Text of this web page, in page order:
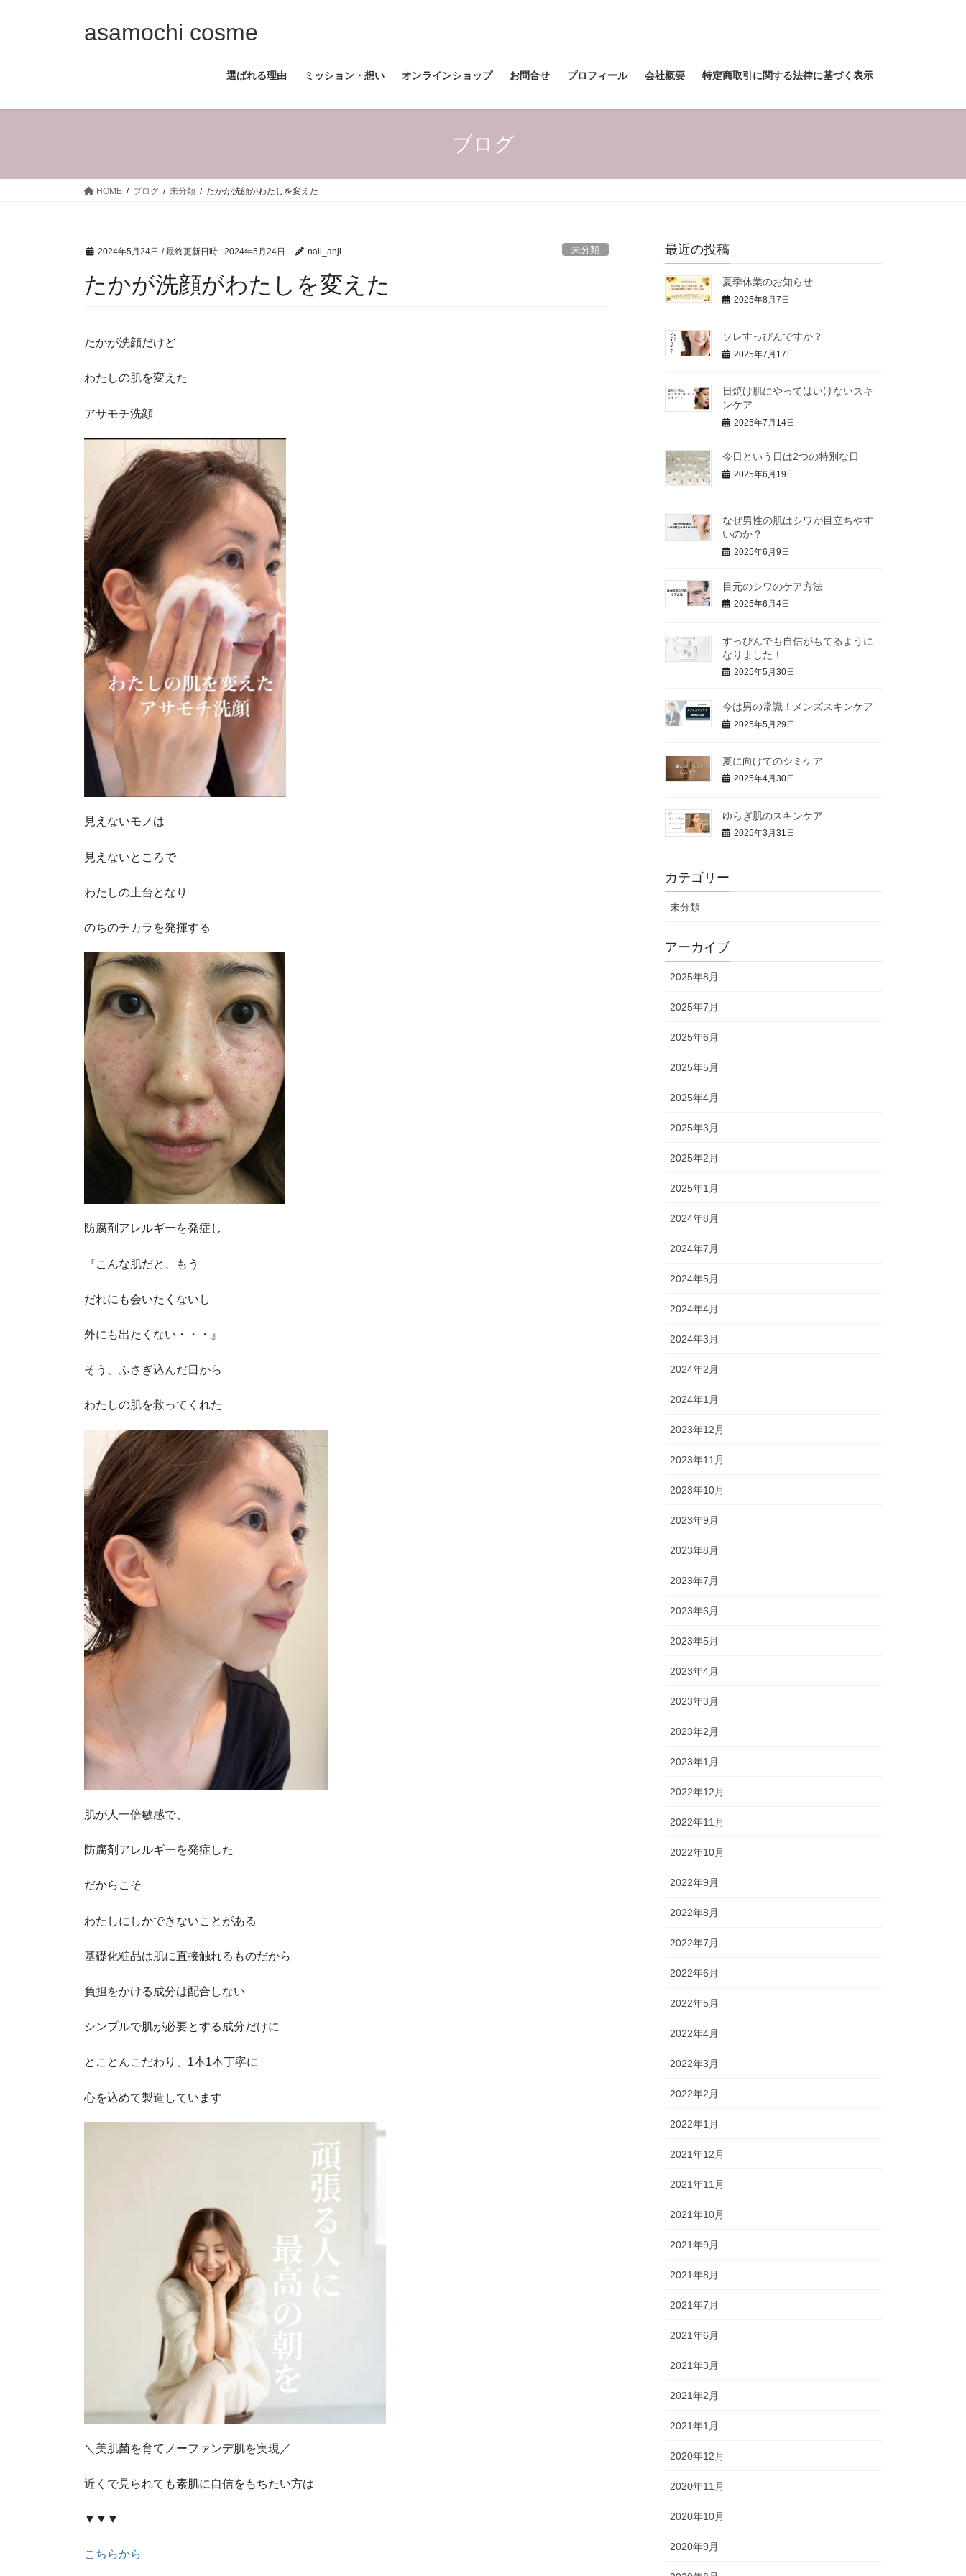
ス
ン
asamochi cosme
選ばれる理由 ミッション・想い オンラインショップ お問合せ プロフィール 会社概要 特定商取引に関する法律に基づく表示
ブログ
HOME ブログ 未分類 たかが洗顔がわたしを変えた
2024年5月24日 / 最終更新日時 : 2024年5月24日 nail_anji 未分類
たかが洗顔がわたしを変えた
たかが洗顔だけど
わたしの肌を変えた
アサモチ洗顔
見えないモノは
見えないところで
わたしの土台となり
のちのチカラを発揮する
防腐剤アレルギーを発症し
『こんな肌だと、もう
だれにも会いたくないし
外にも出たくない・・・』
そう、ふさぎ込んだ日から
わたしの肌を救ってくれた
肌が人一倍敏感で、
防腐剤アレルギーを発症した
だからこそ
わたしにしかできないことがある
基礎化粧品は肌に直接触れるものだから
負担をかける成分は配合しない
シンプルで肌が必要とする成分だけに
とことんこだわり、1本1本丁寧に
心を込めて製造しています
＼美肌菌を育てノーファンデ肌を実現／
近くで見られても素肌に自信をもちたい方は
▼▼▼
こちらから
最近の投稿
夏季休業のお知らせ
2025年8月7日
ソレすっぴんですか？
2025年7月17日
日焼け肌にやってはいけないスキ
ンケア
2025年7月14日
今日という日は2つの特別な日
2025年6月19日
なぜ男性の肌はシワが目立ちやす
いのか？
2025年6月9日
目元のシワのケア方法
2025年6月4日
すっぴんでも自信がもてるように
なりました！
2025年5月30日
今は男の常識！メンズスキンケア
2025年5月29日
夏に向けてのシミケア
2025年4月30日
ゆらぎ肌のスキンケア
2025年3月31日
カテゴリー
未分類
アーカイブ
2025年8月
2025年7月
2025年6月
2025年5月
2025年4月
2025年3月
2025年2月
2025年1月
2024年8月
2024年7月
2024年5月
2024年4月
2024年3月
2024年2月
2024年1月
2023年12月
2023年11月
2023年10月
2023年9月
2023年8月
2023年7月
2023年6月
2023年5月
2023年4月
2023年3月
2023年2月
2023年1月
2022年12月
2022年11月
2022年10月
2022年9月
2022年8月
2022年7月
2022年6月
2022年5月
2022年4月
2022年3月
2022年2月
2022年1月
2021年12月
2021年11月
2021年10月
2021年9月
2021年8月
2021年7月
2021年6月
2021年3月
2021年2月
2021年1月
2020年12月
2020年11月
2020年10月
2020年9月